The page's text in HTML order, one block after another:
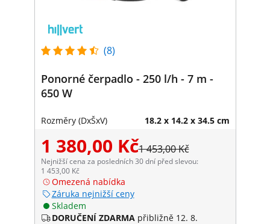
(8)
Ponorné čerpadlo - 250 l/h - 7 m -
650 W
Rozměry (DxŠxV) 18.2 x 14.2 x 34.5 cm
1 380,00 Kč1 453,00 Kč
Nejnižší cena za posledních 30 dní před slevou:
1 453,00 Kč
Omezená nabídka
Záruka nejnižší ceny
Skladem
DORUČENÍ ZDARMA přibližně 12. 8.